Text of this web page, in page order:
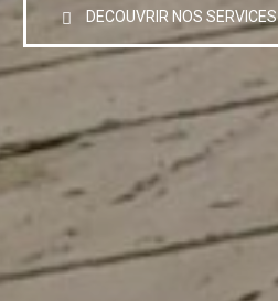
DECOUVRIR NOS SERVICES